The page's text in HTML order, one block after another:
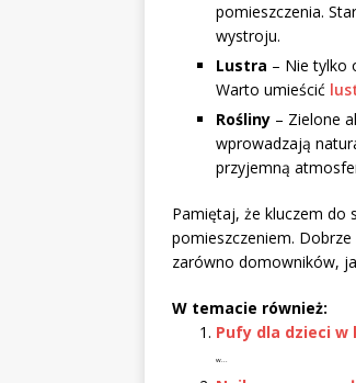
pomieszczenia.
wystroju.
Lustra – Nie tylko
Warto umieścić
Rośliny – Zielone
wprowadzają
przyjemną
Pamiętaj, że kluczem do
pomieszczeniem.
zarówno domowników,
W temacie również:
Pufy dla dzieci w
w...